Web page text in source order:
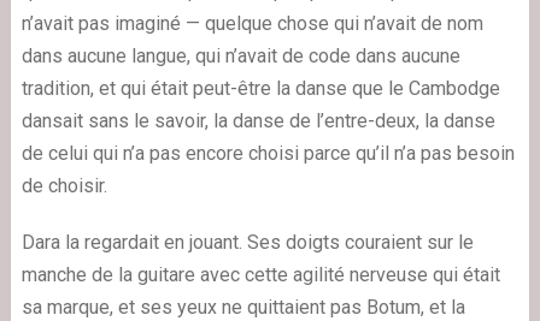
n’avait pas imaginé — quelque chose qui n’avait de nom
dans aucune langue, qui n’avait de code dans aucune
tradition, et qui était peut-être la danse que le Cambodge
dansait sans le savoir, la danse de l’entre-deux, la danse
de celui qui n’a pas encore choisi parce qu’il n’a pas besoin
de choisir.
Dara la regardait en jouant. Ses doigts couraient sur le
manche de la guitare avec cette agilité nerveuse qui était
sa marque, et ses yeux ne quittaient pas Botum, et la